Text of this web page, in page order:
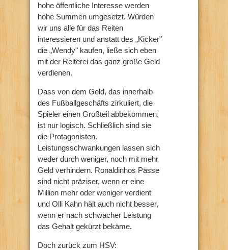
hohe öffentliche Interesse werden
hohe Summen umgesetzt. Würden
wir uns alle für das Reiten
interessieren und anstatt des „Kicker"
die „Wendy" kaufen, ließe sich eben
mit der Reiterei das ganz große Geld
verdienen.
Dass von dem Geld, das innerhalb
des Fußballgeschäfts zirkuliert, die
Spieler einen Großteil abbekommen,
ist nur logisch. Schließlich sind sie
die Protagonisten.
Leistungsschwankungen lassen sich
weder durch weniger, noch mit mehr
Geld verhindern. Ronaldinhos Pässe
sind nicht präziser, wenn er eine
Million mehr oder weniger verdient
und Olli Kahn hält auch nicht besser,
wenn er nach schwacher Leistung
das Gehalt gekürzt bekäme.
Doch zurück zum HSV: